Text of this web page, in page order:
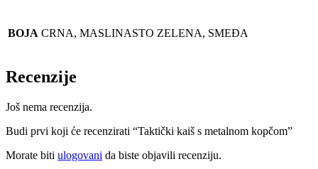
BOJA CRNA, MASLINASTO ZELENA, SMEĐA
Recenzije
Još nema recenzija.
Budi prvi koji će recenzirati “Taktički kaiš s metalnom kopčom”
Morate biti ulogovani da biste objavili recenziju.